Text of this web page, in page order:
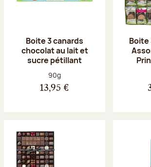
Boite 3 canards
chocolat au lait et
sucre pétillant
Poids net :
90g
13,95 €
Boite